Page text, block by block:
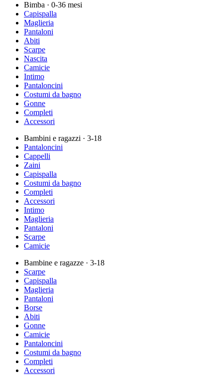
Bimba · 0-36 mesi
Capispalla
Maglieria
Pantaloni
Abiti
Scarpe
Nascita
Camicie
Intimo
Pantaloncini
Costumi da bagno
Gonne
Completi
Accessori
Bambini e ragazzi · 3-18
Pantaloncini
Cappelli
Zaini
Capispalla
Costumi da bagno
Completi
Accessori
Intimo
Maglieria
Pantaloni
Scarpe
Camicie
Bambine e ragazze · 3-18
Scarpe
Capispalla
Maglieria
Pantaloni
Borse
Abiti
Gonne
Camicie
Pantaloncini
Costumi da bagno
Completi
Accessori